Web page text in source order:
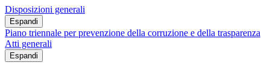
Disposizioni generali
Espandi
Piano triennale per prevenzione della corruzione e della trasparenza
Atti generali
Espandi